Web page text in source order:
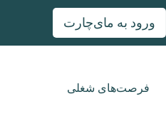
ورود به مای‌چارت
فرصت‌های شغلی